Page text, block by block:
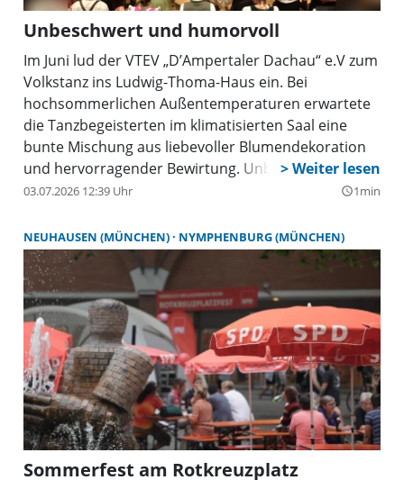
Unbeschwert und humorvoll
Im Juni lud der VTEV „D’Ampertaler Dachau“ e.V zum
Volkstanz ins Ludwig-Thoma-Haus ein. Bei
hochsommerlichen Außentemperaturen erwartete
die Tanzbegeisterten im klimatisierten Saal eine
bunte Mischung aus liebevoller Blumendekoration
und hervorragender Bewirtung. Unbeschwert und
humorvoll spielten die Draufgeiger auf, harmonisch
Tanzleitung von Christa Locher und Arno Canins. Die
Ampertaler bedanken sich bei allen Mitwirkenden
und Besucherinnen und Besuchern und freuen sich
bereits auf den nächsten Volkstanzabend.
03.07.2026 12:39 Uhr query_builder1min
NEUHAUSEN (MÜNCHEN) NYMPHENBURG (MÜNCHEN)
Sommerfest am Rotkreuzplatz